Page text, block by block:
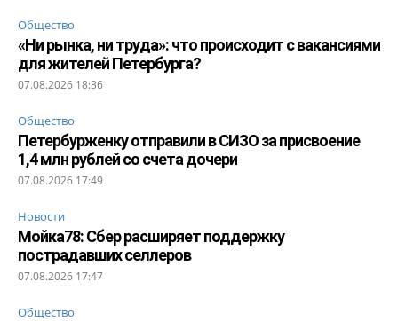
Общество
«Ни рынка, ни труда»: что происходит с вакансиями
для жителей Петербурга?
07.08.2026 18:36
Общество
Петербурженку отправили в СИЗО за присвоение
1,4 млн рублей со счета дочери
07.08.2026 17:49
Новости
Мойка78: Сбер расширяет поддержку
пострадавших селлеров
07.08.2026 17:47
Общество